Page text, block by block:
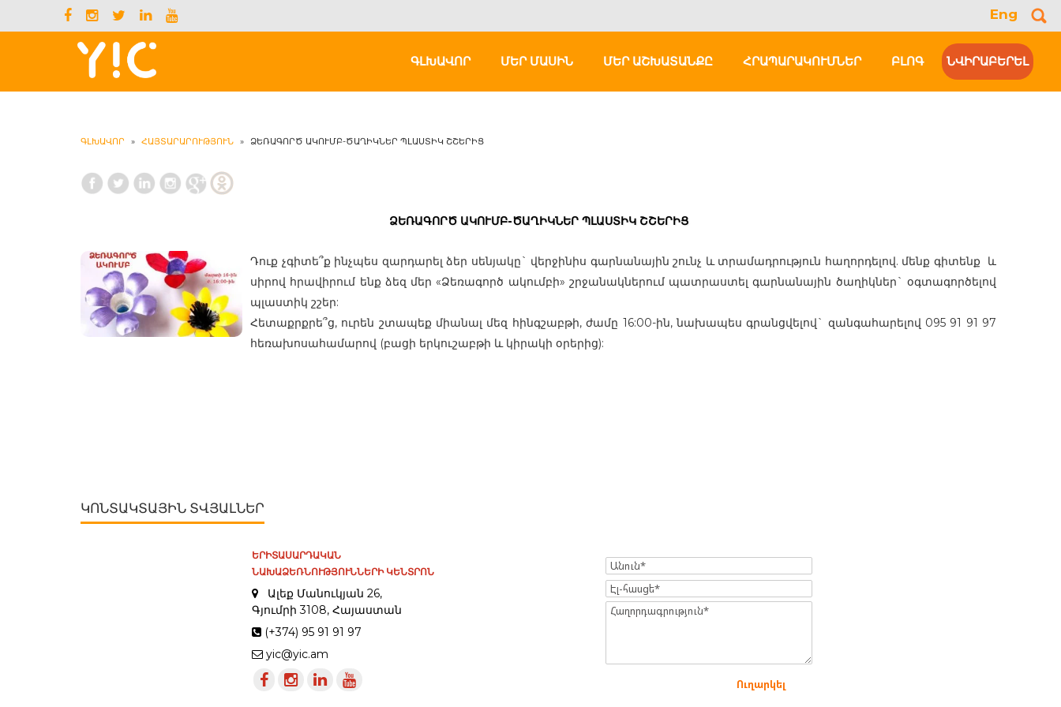
Eng
ԳԼԽԱՎՈՐ ՄԵՐ ՄԱՍԻՆ ՄԵՐ ԱՇԽԱՏԱՆՔԸ ՀՐԱՊԱՐԱԿՈՒՄՆԵՐ ԲԼՈԳ ՆՎԻՐԱԲԵՐԵԼ
ԳԼԽԱՎՈՐ » ՀԱՅՏԱՐԱՐՈՒԹՅՈՒՆ » ՁԵՌԱԳՈՐԾ ԱԿՈՒՄԲ-ԾԱՂԻԿՆԵՐ ՊԼԱՍՏԻԿ ՇՇԵՐԻՑ
ՁԵՌԱԳՈՐԾ ԱԿՈՒՄԲ-ԾԱՂԻԿՆԵՐ ՊԼԱՍՏԻԿ ՇՇԵՐԻՑ
Դուք չգիտե՞ք ինչպես զարդարել ձեր սենյակը` վերջինիս գարնանային շունչ և տրամադրություն հաղորդելով. մենք գիտենք
և
սիրով հրավիրում ենք ձեզ մեր «Ձեռագործ ակումբի» շրջանակներում պատրաստել գարնանային ծաղիկներ` օգտագործելով
պլաստիկ շշեր:
Հետաքրքրե՞ց, ուրեն շտապեք միանալ մեզ հինգշաբթի, ժամը 16:00-ին, նախապես գրանցվելով` զանգահարելով 095 91 91 97
հեռախոսահամարով (բացի երկուշաբթի և կիրակի օրերից):
ԿՈՆՏԱԿՏԱՅԻՆ ՏՎՅԱԼՆԵՐ
ԵՐԻՏԱՍԱՐԴԱԿԱՆ
ՆԱԽԱՁԵՌՆՈՒԹՅՈՒՆՆԵՐԻ ԿԵՆՏՐՈՆ
Ալեք Մանուկյան 26,
Գյումրի 3108, Հայաստան
(+374) 95 91 91 97
yic@yic.am
Name
Էլ-
հասցե
Message